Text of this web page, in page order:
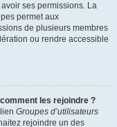
ses permissions. La
permet aux
de plusieurs membres
ou rendre accessible
les rejoindre ?
Groupes d’utilisateurs
rejoindre un des